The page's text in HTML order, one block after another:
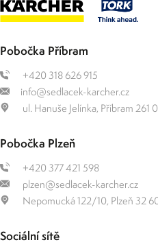
Pobočka Příbram
+420 318 626 915
info@sedlacek-karcher.cz
ul. Hanuše Jelínka, Příbram 261
Pobočka Plzeň
+420 377 421 598
plzen@sedlacek-karcher.cz
Nepomucká 122/10, Plzeň 32
Sociální sítě